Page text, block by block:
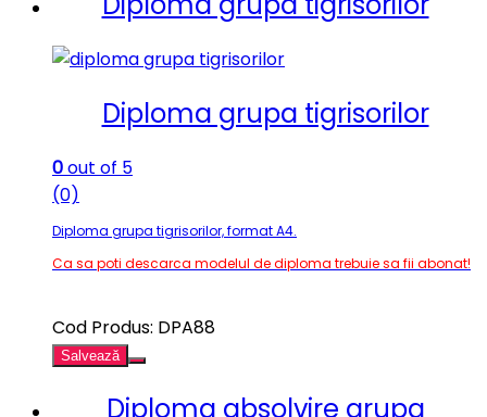
Diploma grupa tigrisorilor
0out of 5
(0)
Diploma grupa tigrisorilor, format A4.
Ca sa poti descarca modelul de diploma trebuie sa fii abonat!
Cod Produs: DPA88
Salvează
Diploma absolvire grupa